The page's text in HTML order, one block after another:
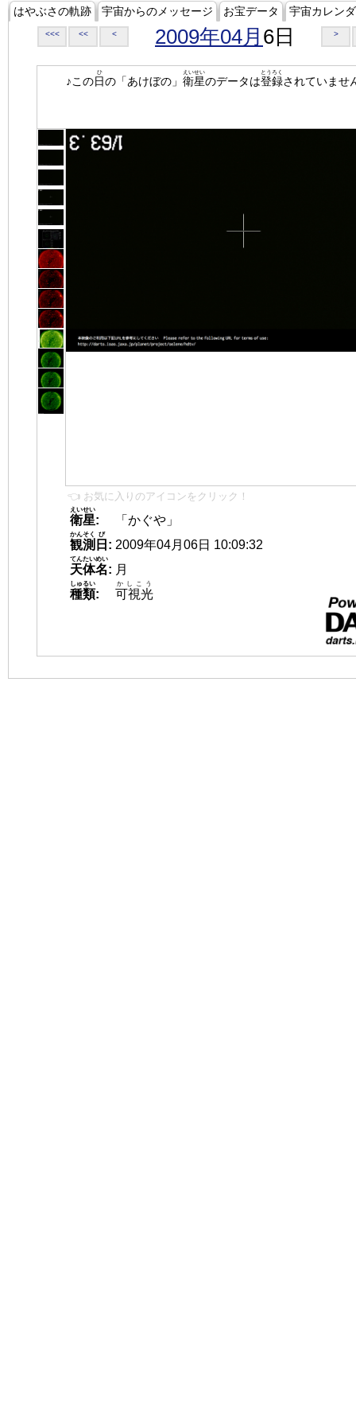
はやぶさの軌跡 宇宙からのメッセージ お宝データ 宇宙カレン
<<< << < 2009年04月 6日 >
♪この日
ひ
の「あけぼの」 衛星
えいせい
のデータは登録
とうろく
されていませ
👈 お気に入りのアイコンをクリック！
衛星
えいせい
:
「かぐや」
観測
かんそく
日
び
: 2009年04月06日 10:09:32
天体名
てんたいめい
: 月
種類
しゅるい
: 可視光
かしこう